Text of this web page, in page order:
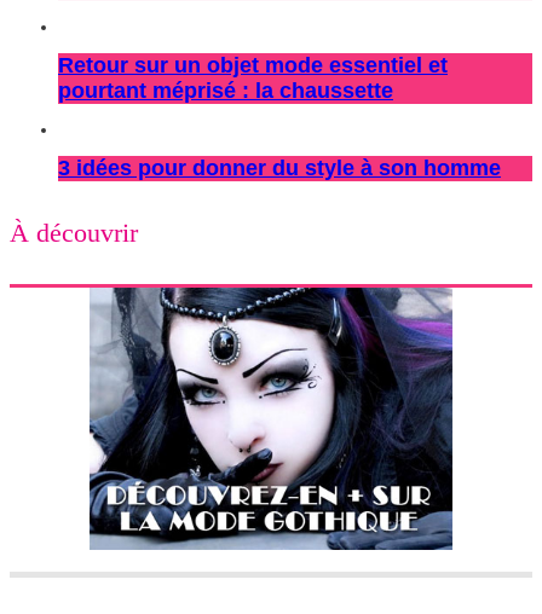
Retour sur un objet mode essentiel et
pourtant méprisé : la chaussette
3 idées pour donner du style à son homme
À découvrir